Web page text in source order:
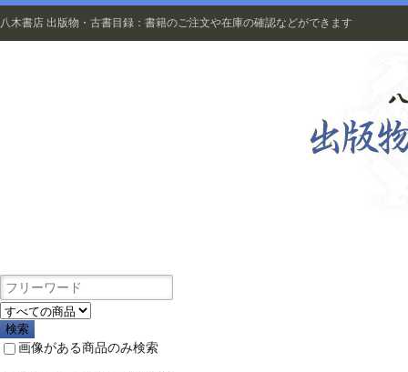
八木書店 出版物・古書目録：書籍のご注文や在庫の確認などができます
画像がある商品のみ検索